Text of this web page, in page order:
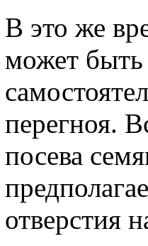
В это же
может быть
перегноя.
посева
отверстия